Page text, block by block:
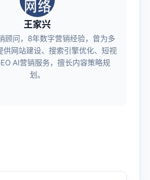
王家兴
顾问，8年数字营销经验，曾为多
供网站建设、搜索引擎优化、短视
AI营销服务，擅长内容策略规
划。